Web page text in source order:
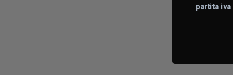
partita iva